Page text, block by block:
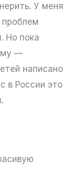
У меня
проблем
Но пока
—
написано
в России это